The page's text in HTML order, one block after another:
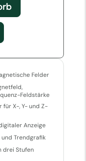
Felder
Feldstärke
für X-, Y- und Z-
Anzeige
Trendgrafik
drei Stufen